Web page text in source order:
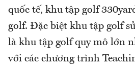
quốc tế, khu tập golf
golf. Đặc biệt khu tập golf
là khu tập golf quy mô lớn
với các chương trình